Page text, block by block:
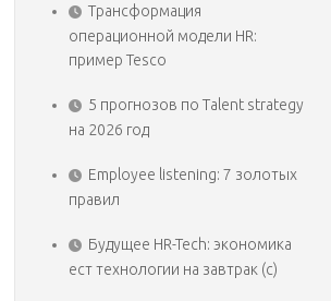
Трансформация
операционной модели HR:
пример Tesco
5 прогнозов по Talent strategy
на 2026 год
Employee listening: 7 золотых
правил
Будущее HR-Tech: экономика
ест технологии на завтрак (с)